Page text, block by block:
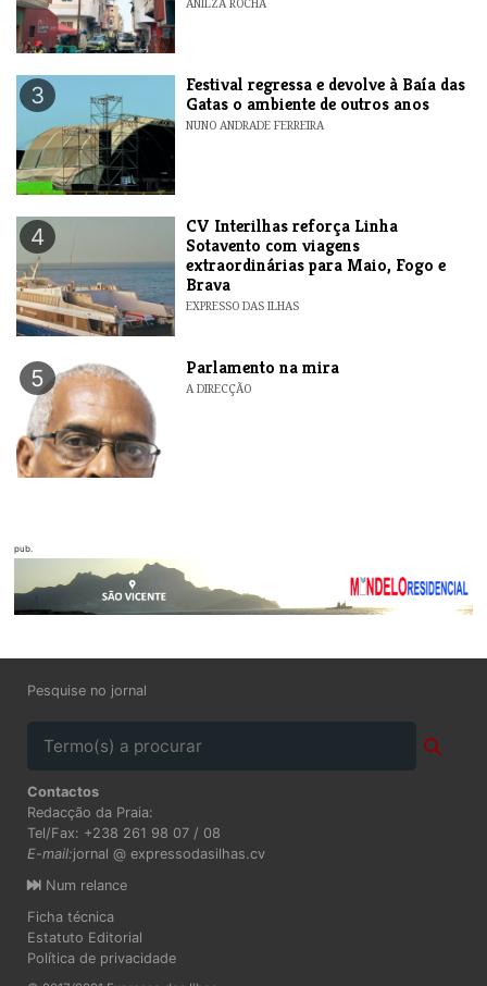
3
Festival regressa e devolve à Baía das
Gatas o ambiente de outros anos
NUNO ANDRADE FERREIRA
4
​CV Interilhas reforça Linha
Sotavento com viagens
extraordinárias para Maio, Fogo e
Brava
EXPRESSO DAS ILHAS
5 Parlamento na mira
A DIRECÇÃO
pub.
Pesquise no jornal
Contactos
Redacção da Praia:
Tel/Fax: +238 261 98 07 / 08
E-mail:jornal @ expressodasilhas.cv
Num relance
Ficha técnica
Estatuto Editorial
Política de privacidade